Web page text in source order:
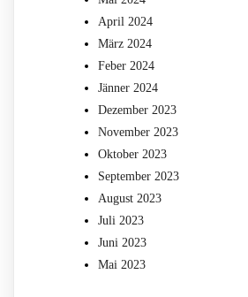
April 2024
März 2024
Feber 2024
Jänner 2024
Dezember 2023
November 2023
Oktober 2023
September 2023
August 2023
Juli 2023
Juni 2023
Mai 2023